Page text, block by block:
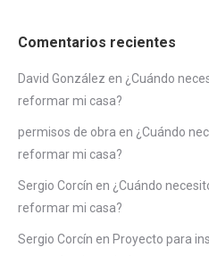
Comentarios recientes
David González en ¿Cuándo
reformar mi casa?
permisos de obra en ¿Cuándo
reformar mi casa?
Sergio Corcín en ¿Cuándo
reformar mi casa?
Sergio Corcín en Proyecto para